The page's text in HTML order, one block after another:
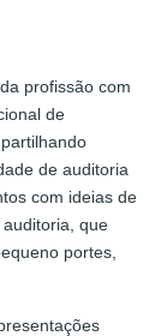
profissão com
de
de auditoria
com ideias de
que
portes,